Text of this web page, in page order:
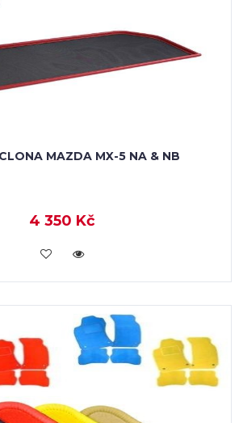
MAZDA MX-5 NA & NB
4 350 Kč
KOUPIT